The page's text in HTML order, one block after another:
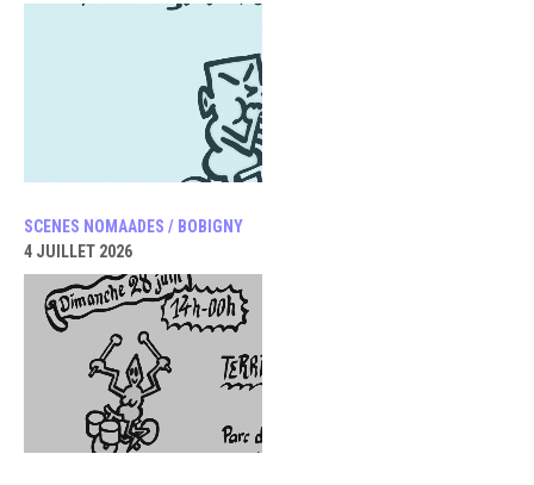
SCENES NOMAADES / BOBIGNY
4 JUILLET 2026